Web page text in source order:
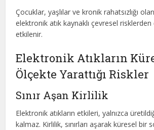
Çocuklar, yaşlılar ve kronik rahatsızlığı
elektronik atık kaynaklı çevresel
etkilenir.
Elektronik Atıkların
Ölçekte Yarattığı Riskler
Sınır Aşan Kirlilik
Elektronik atıkların etkileri, yalnızca
kalmaz. Kirlilik, sınırları aşarak küresel bir